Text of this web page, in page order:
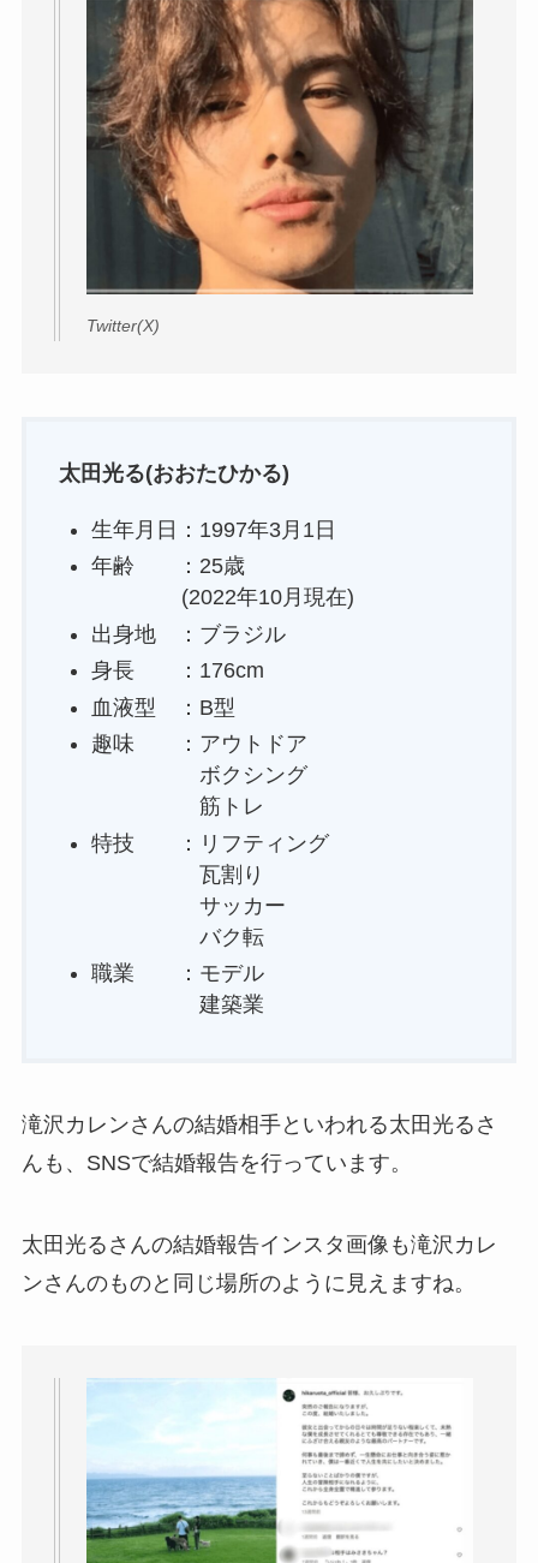
Twitter(X)
太田光る(おおたひかる)
生年月日：1997年3月1日
年齢 ：25歳
(2022年10月現在)
出身地 ：ブラジル
身長 ：176cm
血液型 ：B型
趣味 ：アウトドア
ボクシング
筋トレ
特技 ：リフティング
瓦割り
サッカー
バク転
職業 ：モデル
建築業
滝沢カレンさんの結婚相手といわれる太田光るさ
んも、SNSで結婚報告を行っています。
太田光るさんの結婚報告インスタ画像も滝沢カレ
ンさんのものと同じ場所のように見えますね。